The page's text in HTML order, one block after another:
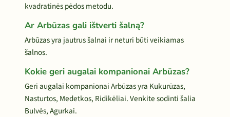
kvadratinės pėdos metodu.
Ar Arbūzas gali ištverti šalną?
Arbūzas yra jautrus šalnai ir neturi būti veikiamas
šalnos.
Kokie geri augalai kompanionai Arbūzas?
Geri augalai kompanionai Arbūzas yra Kukurūzas,
Nasturtos, Medetkos, Ridikėliai. Venkite sodinti šalia
Bulvės, Agurkai.